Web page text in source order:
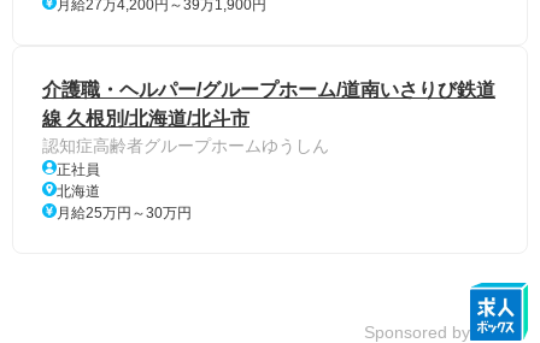
月給27万4,200円～39万1,900円
介護職・ヘルパー/グループホーム/道南いさりび鉄道
線 久根別/北海道/北斗市
認知症高齢者グループホームゆうしん
正社員
北海道
月給25万円～30万円
Sponsored by